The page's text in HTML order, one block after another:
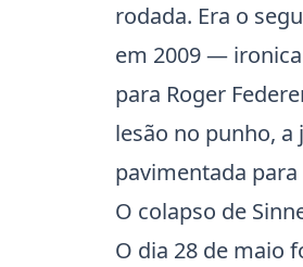
rodada. Era o
em 2009 —
para Roger
lesão no punho,
pavimentada
O colapso de
O dia 28 de maio